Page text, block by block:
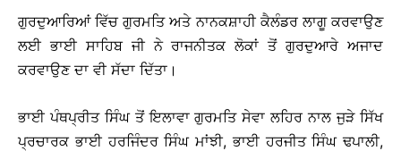
ਗੁਰਦੁਆਰਿਆਂ ਵਿੱਚ ਗੁਰਮਤਿ ਅਤੇ ਨਾਨਕਸ਼ਾਹੀ ਕੈਲੰਡਰ ਲਾਗੂ ਕਰਵਾਉਣ
ਲਈ ਭਾਈ ਸਾਹਿਬ ਜੀ ਨੇ ਰਾਜਨੀਤਕ ਲੋਕਾਂ ਤੋਂ ਗੁਰਦੁਆਰੇ ਅਜਾਦ
ਕਰਵਾਉਣ ਦਾ ਵੀ ਸੱਦਾ ਦਿੱਤਾ।
ਭਾਈ ਪੰਥਪ੍ਰੀਤ ਸਿੰਘ ਤੋਂ ਇਲਾਵਾ ਗੁਰਮਤਿ ਸੇਵਾ ਲਹਿਰ ਨਾਲ ਜੁੜੇ ਸਿੱਖ
ਪ੍ਰਚਾਰਕ ਭਾਈ ਹਰਜਿੰਦਰ ਸਿੰਘ ਮਾਂਝੀ, ਭਾਈ ਹਰਜੀਤ ਸਿੰਘ ਢਪਾਲੀ,